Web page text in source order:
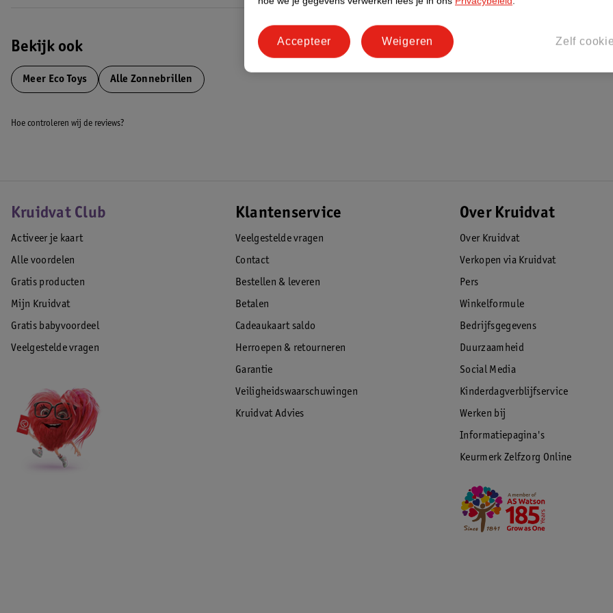
Bekijk ook
Meer Eco Toys Alle Zonnebrillen
Hoe controleren wij de reviews?
Kruidvat Club
Activeer je kaart
Alle voordelen
Gratis producten
Mijn Kruidvat
Gratis babyvoordeel
Veelgestelde vragen
Klantenservice
Veelgestelde vragen
Contact
Bestellen & leveren
Betalen
Cadeaukaart saldo
Herroepen & retourneren
Garantie
Veiligheidswaarschuwingen
Kruidvat Advies
Over Kruidvat
Over Kruidvat
Verkopen via Kruidvat
Pers
Winkelformule
Bedrijfsgegevens
Duurzaamheid
Social Media
Kinderdagverblijfservice
Werken bij
Informatiepagina's
Keurmerk Zelfzorg Online
Zelf
Weigeren
Accepteer